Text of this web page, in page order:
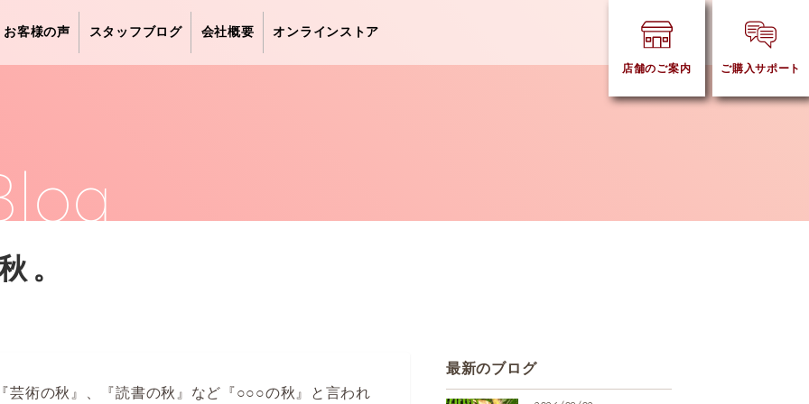
お客様の声 スタッフブログ 会社概要 オンラインストア
店舗のご案内 ご購入サポート
。
芸術の秋』、『読書の秋』など『○○○の秋』と言われ
最新のブログ